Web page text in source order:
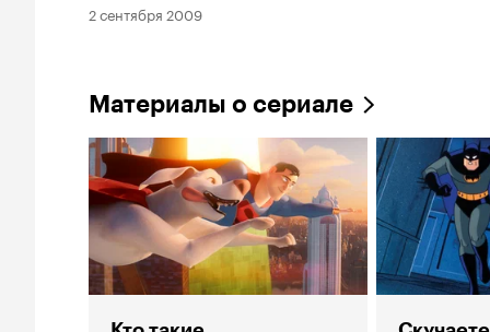
2 сентября 2009
Материалы о сериале